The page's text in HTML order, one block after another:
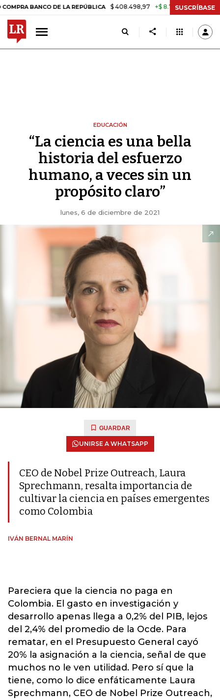
DE LA REPÚBLICA $ 408.498,97 +$ 8.753,81 +2,19% TASA
SUSCRÍBASE
EDUCACIÓN
“La ciencia es una bella
historia del esfuerzo
humano, a veces sin un
propósito claro”
lunes, 6 de diciembre de 2021
GUARDAR
UNIRSE A WHATSAPP
CEO de Nobel Prize Outreach, Laura
Sprechmann, resalta importancia de
cultivar la ciencia en países emergentes
como Colombia
IVÁN BERNAL MARÍN
Pareciera que la ciencia no paga en
Colombia. El gasto en investigación y
desarrollo apenas llega a 0,2% del PIB, lejos
del 2,4% del promedio de la Ocde. Para
rematar, en el Presupuesto General cayó
20% la asignación a la ciencia, señal de que
muchos no le ven utilidad. Pero sí que la
tiene, como lo dice enfáticamente Laura
Sprechmann, CEO de Nobel Prize Outreach,